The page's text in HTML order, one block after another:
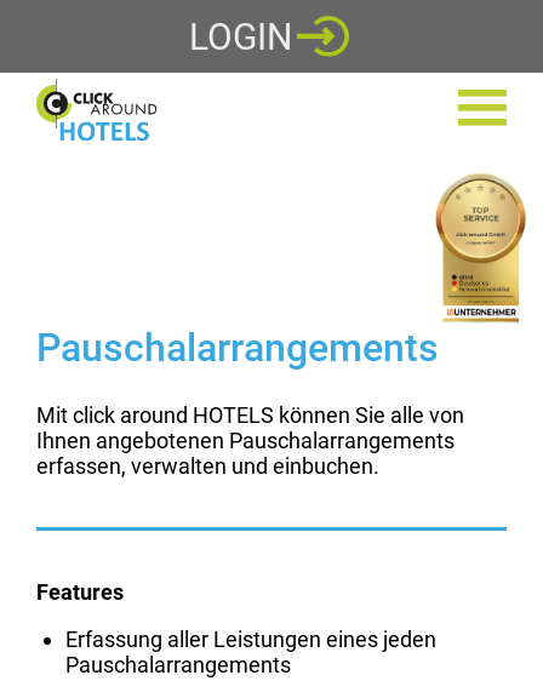
LOGIN
Pauschalarrangements
Mit click around HOTELS können Sie alle von
Ihnen angebotenen Pauschalarrangements
erfassen, verwalten und einbuchen.
Features
Erfassung aller Leistungen eines jeden
Pauschalarrangements